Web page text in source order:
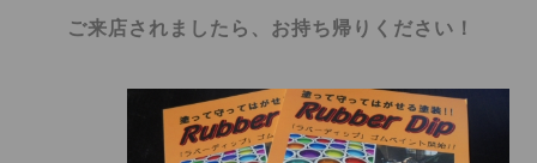
ご来店されましたら、お持ち帰りください！